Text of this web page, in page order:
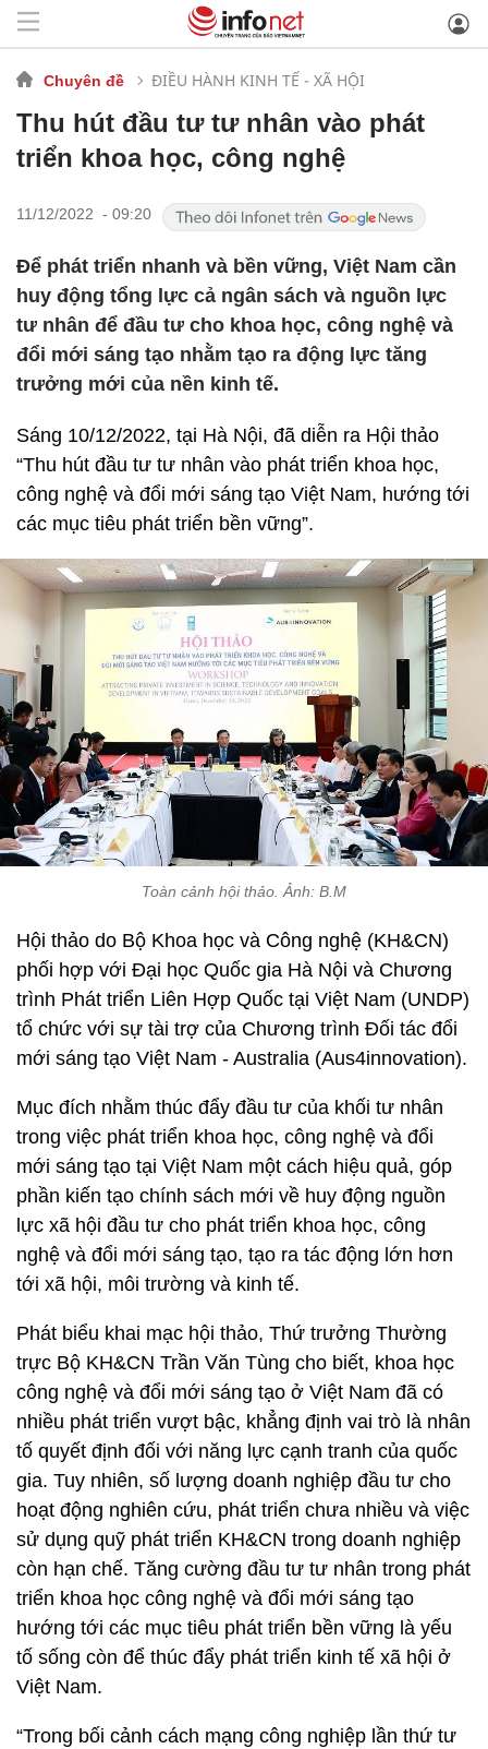
Chuyên đề ĐIỀU HÀNH KINH TẾ - XÃ HỘI
Thu hút đầu tư tư nhân vào phát
triển khoa học, công nghệ
11/12/2022 - 09:20
Để phát triển nhanh và bền vững, Việt Nam cần
huy động tổng lực cả ngân sách và nguồn lực
tư nhân để đầu tư cho khoa học, công nghệ và
đổi mới sáng tạo nhằm tạo ra động lực tăng
trưởng mới của nền kinh tế.
Sáng 10/12/2022, tại Hà Nội, đã diễn ra Hội thảo
“Thu hút đầu tư tư nhân vào phát triển khoa học,
công nghệ và đổi mới sáng tạo Việt Nam, hướng tới
các mục tiêu phát triển bền vững”.
Toàn cảnh hội thảo. Ảnh: B.M
Hội thảo do Bộ Khoa học và Công nghệ (KH&CN)
phối hợp với Đại học Quốc gia Hà Nội và Chương
trình Phát triển Liên Hợp Quốc tại Việt Nam (UNDP)
tổ chức với sự tài trợ của Chương trình Đối tác đổi
mới sáng tạo Việt Nam - Australia (Aus4innovation).
Mục đích nhằm thúc đẩy đầu tư của khối tư nhân
trong việc phát triển khoa học, công nghệ và đổi
mới sáng tạo tại Việt Nam một cách hiệu quả, góp
phần kiến tạo chính sách mới về huy động nguồn
lực xã hội đầu tư cho phát triển khoa học, công
nghệ và đổi mới sáng tạo, tạo ra tác động lớn hơn
tới xã hội, môi trường và kinh tế.
Phát biểu khai mạc hội thảo, Thứ trưởng Thường
trực Bộ KH&CN Trần Văn Tùng cho biết, khoa học
công nghệ và đổi mới sáng tạo ở Việt Nam đã có
nhiều phát triển vượt bậc, khẳng định vai trò là nhân
tố quyết định đối với năng lực cạnh tranh của quốc
gia. Tuy nhiên, số lượng doanh nghiệp đầu tư cho
hoạt động nghiên cứu, phát triển chưa nhiều và việc
sử dụng quỹ phát triển KH&CN trong doanh nghiệp
còn hạn chế. Tăng cường đầu tư tư nhân trong phát
triển khoa học công nghệ và đổi mới sáng tạo
hướng tới các mục tiêu phát triển bền vững là yếu
tố sống còn để thúc đẩy phát triển kinh tế xã hội ở
Việt Nam.
“Trong bối cảnh cách mạng công nghiệp lần thứ tư